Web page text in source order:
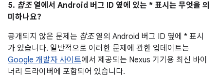
5. 참조열에서 Android 버그 ID 옆에 있는 * 표시는 무엇을 의
미하나요?
공개되지 않은 문제는 참조열의 Android 버그 ID 옆에 * 표시
가 있습니다. 일반적으로 이러한 문제에 관한 업데이트는
Google 개발자 사이트에서 제공되는 Nexus 기기용 최신 바이
너리 드라이버에 포함되어 있습니다.